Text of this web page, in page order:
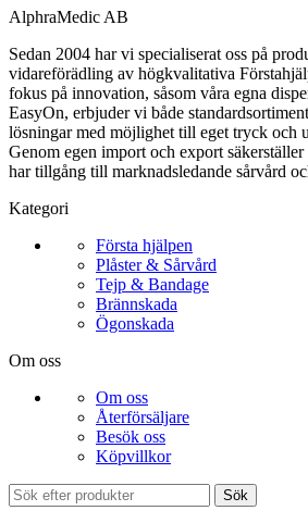
AlphraMedic AB
Sedan 2004 har vi specialiserat oss på
vidareförädling av högkvalitativa
fokus på innovation, såsom våra egna
EasyOn, erbjuder vi både
lösningar med möjlighet till eget tryck och
Genom egen import och export
har tillgång till marknadsledande sårvård
Kategori
Första hjälpen
Plåster & Sårvård
Tejp & Bandage
Brännskada
Ögonskada
Om oss
Om oss
Återförsäljare
Besök oss
Köpvillkor
Sök